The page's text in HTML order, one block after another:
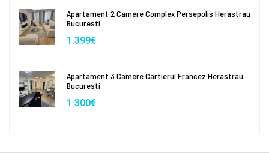
Apartament 2 Camere Complex Persepolis Herastrau
Bucuresti
1.399€
Apartament 3 Camere Cartierul Francez Herastrau
Bucuresti
1.300€